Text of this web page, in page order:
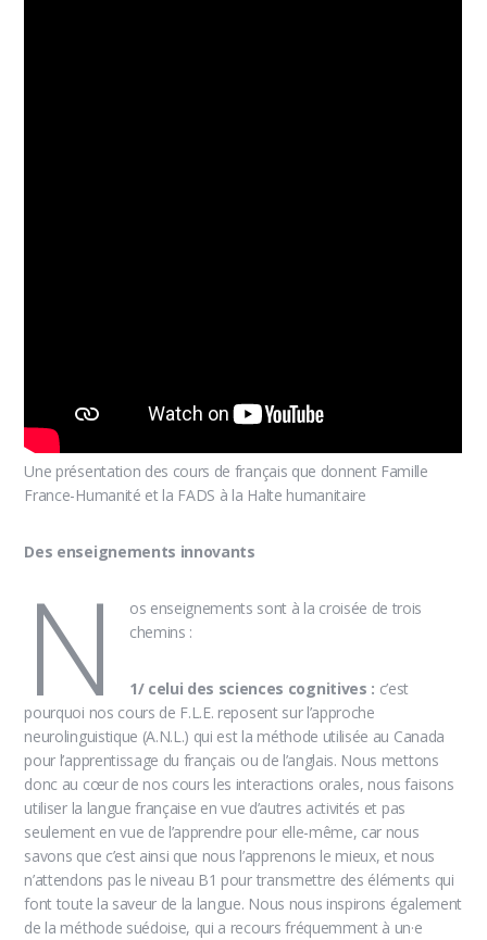
Une présentation des cours de français que donnent Famille
France-Humanité et la FADS à la Halte humanitaire
Des enseignements innovants
N
os enseignements sont à la croisée de trois
chemins :
1/ celui des sciences cognitives : c’est
pourquoi nos cours de F.L.E. reposent sur l’approche
neurolinguistique (A.N.L.) qui est la méthode utilisée au Canada
pour l’apprentissage du français ou de l’anglais. Nous mettons
donc au cœur de nos cours les interactions orales, nous faisons
utiliser la langue française en vue d’autres activités et pas
seulement en vue de l’apprendre pour elle-même, car nous
savons que c’est ainsi que nous l’apprenons le mieux, et nous
n’attendons pas le niveau B1 pour transmettre des éléments qui
font toute la saveur de la langue. Nous nous inspirons également
de la méthode suédoise, qui a recours fréquemment à un·e